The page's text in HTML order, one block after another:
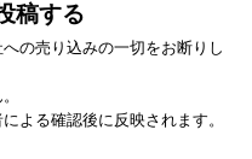
稿する
の売り込みの一切をお断りし
よる確認後に反映されます。